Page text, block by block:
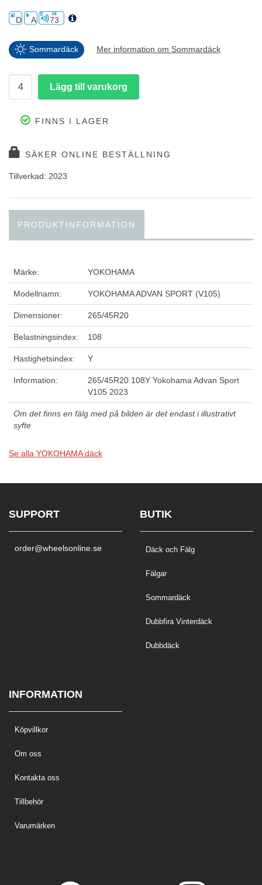
D A 73
Sommardäck Mer information om Sommardäck
FINNS I LAGER
SÄKER ONLINE BESTÄLLNING
Tillverkad: 2023
PRODUKTINFORMATION
Märke: YOKOHAMA
Modellnamn: YOKOHAMA ADVAN SPORT (V105)
Dimensioner: 265/45R20
Belastningsindex: 108
Hastighetsindex: Y
Information:
265/45R20 108Y Yokohama Advan Sport
V105 2023
Om det finns en fälg med på bilden är det endast i illustrativt
syfte
Se alla YOKOHAMA däck
SUPPORT
order@wheelsonline.se
BUTIK
Däck och Fälg
Fälgar
Sommardäck
Dubbfira Vinterdäck
Dubbdäck
INFORMATION
Köpvillkor
Om oss
Kontakta oss
Tillbehör
Varumärken